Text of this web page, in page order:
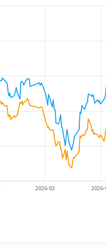
2026-03